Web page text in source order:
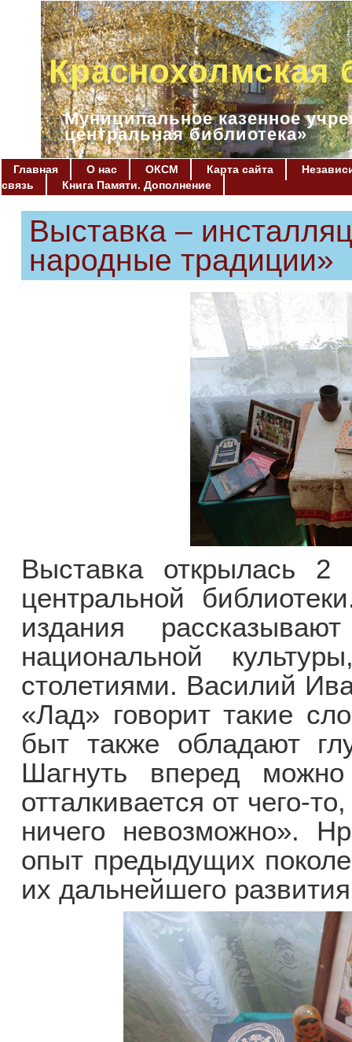
Краснохолмская
Муниципальное казенное
центральная библиотека»
Главная О нас ОКСМ Карта сайта
связь
Книга Памяти. Дополнение
Выставка –
народные традиции»
Выставка открылась
центральной
издания
национальной
столетиями. Василий
«Лад» говорит такие
быт также обладают
Шагнуть вперед
отталкивается от чего-
ничего невозможно».
опыт предыдущих
их дальнейшего